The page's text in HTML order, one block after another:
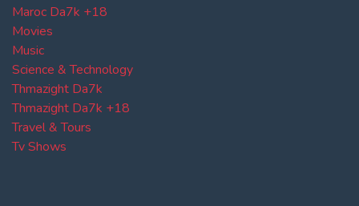
Maroc Da7k +18
Movies
Music
Science & Technology
Thmazight Da7k
Thmazight Da7k +18
Travel & Tours
Tv Shows